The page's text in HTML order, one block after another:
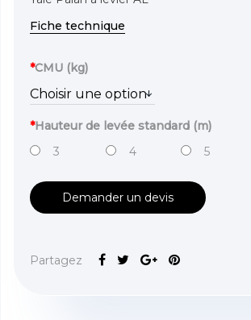
Fiche technique
*CMU (kg)
*Hauteur de levée standard (m)
3
4 5
Demander un devis
Partagez